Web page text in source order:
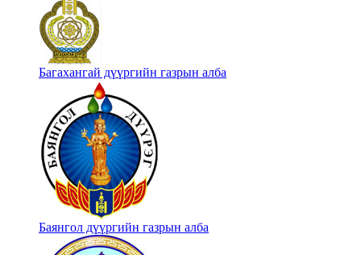
Багахангай дүүргийн газрын алба
Баянгол дүүргийн газрын алба